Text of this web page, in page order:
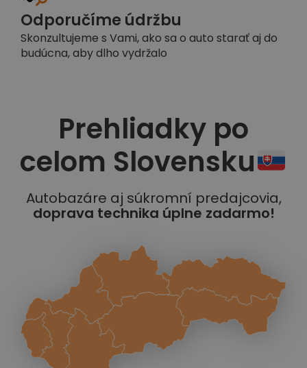
Odporučíme údržbu
Skonzultujeme s Vami, ako sa o auto starať aj do
budúcna, aby dlho vydržalo
Prehliadky po
celom Slovensku
Autobazáre aj súkromní predajcovia,
doprava technika úplne zadarmo!